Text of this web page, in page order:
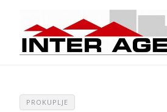
content
PROKUPLJE